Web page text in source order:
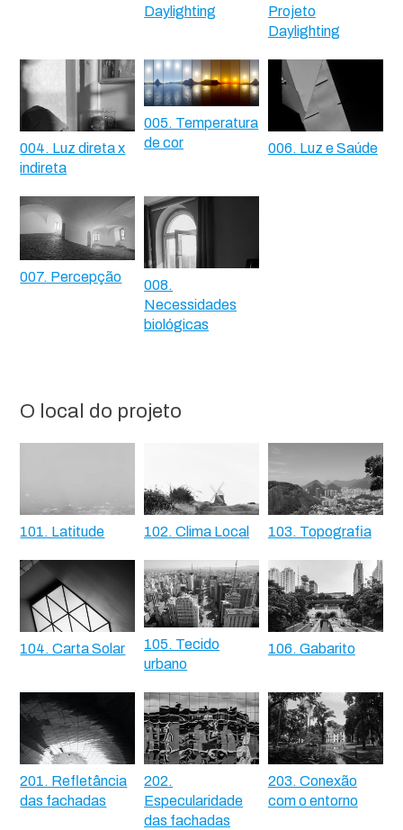
Daylighting
Projeto
Daylighting
004. Luz direta x
indireta
005. Temperatura
de cor
006. Luz e Saúde
007. Percepção
008.
Necessidades
biológicas
O local do projeto
101. Latitude 102. Clima Local 103. Topografia
104. Carta Solar
105. Tecido
urbano
106. Gabarito
201. Refletância
das fachadas
202.
Especularidade
das fachadas
203. Conexão
com o entorno